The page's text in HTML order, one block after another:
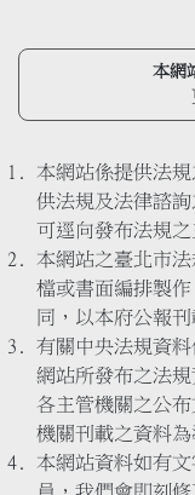
本網
本網站係提供法
供法規及法律諮
可逕向發布法規之
本網站之臺北市
檔或書面編排製
同，以本府公報刊
有關中央法規資
網站所發布之法
各主管機關之公
機關刊載之資料為
本網站資料如有
員，我們會即刻修